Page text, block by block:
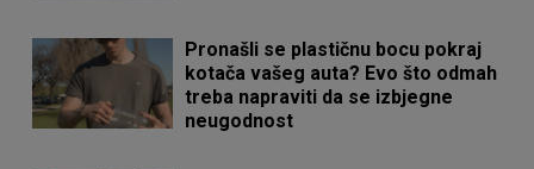
Pronašli se plastičnu bocu pokraj
kotača vašeg auta? Evo što odmah
treba napraviti da se izbjegne
neugodnost